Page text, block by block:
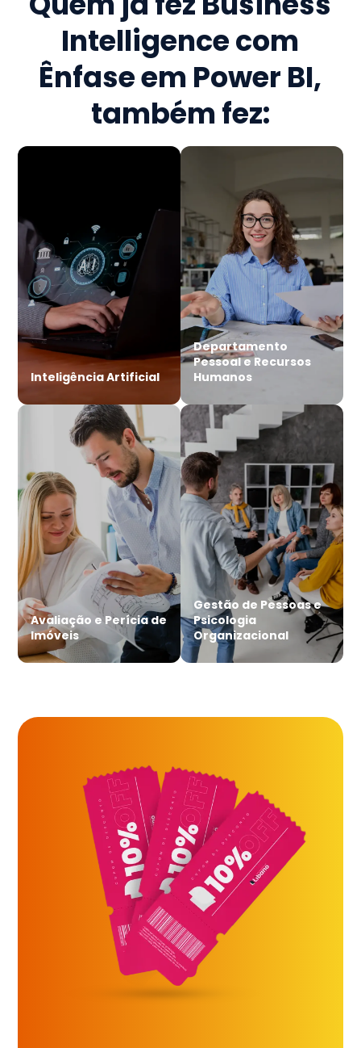
Intelligence com
Ênfase em Power BI,
também fez:
Inteligência Artificial
Departamento
Pessoal e Recursos
Humanos
Avaliação e Perícia de
Imóveis
Gestão de Pessoas e
Psicologia
Organizacional